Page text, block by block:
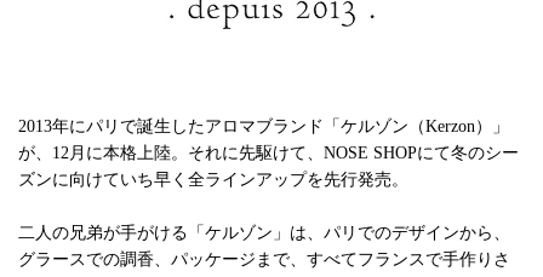
2013年にパリで誕生したアロマブランド「ケルゾン（Kerzon）」
が、12月に本格上陸。それに先駆けて、NOSE SHOPにて冬のシー
ズンに向けていち早く全ラインアップを先行発売。
二人の兄弟が手がける「ケルゾン」は、パリでのデザインから、
グラースでの調香、パッケージまで、すべてフランスで手作りさ